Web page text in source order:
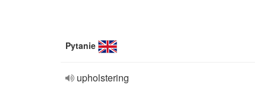
Pytanie
upholstering